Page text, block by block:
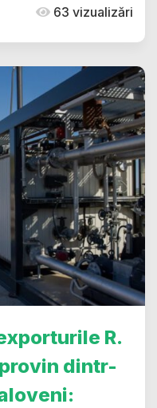
63 vizualizări
R.
dintr-